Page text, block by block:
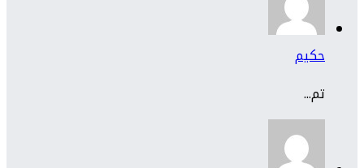
حكيم
تم...